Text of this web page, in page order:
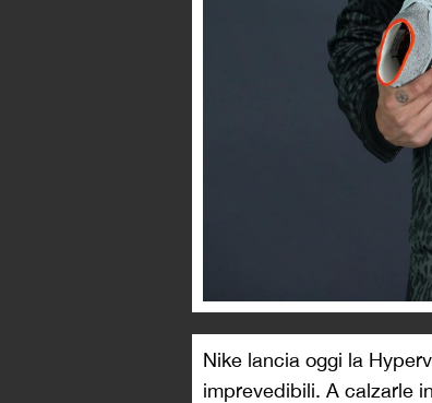
Nike lancia oggi la
imprevedibili. A calzarle